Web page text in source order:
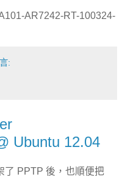
AR7242-RT-100324-
:
Ubuntu 12.04
了 PPTP 後，也順便把